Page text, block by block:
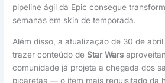
pipeline ágil da Epic consegue
semanas em skin de temporada.
Além disso, a atualização de 30 de
trazer conteúdo de Star Wars
comunidade já projeta a chegada dos
picaretas — o item mais requisitado da